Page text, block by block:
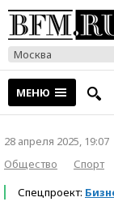
Москва
МЕНЮ
28 апреля 2025, 19:07
Общество
Спорт
Спецпроект: